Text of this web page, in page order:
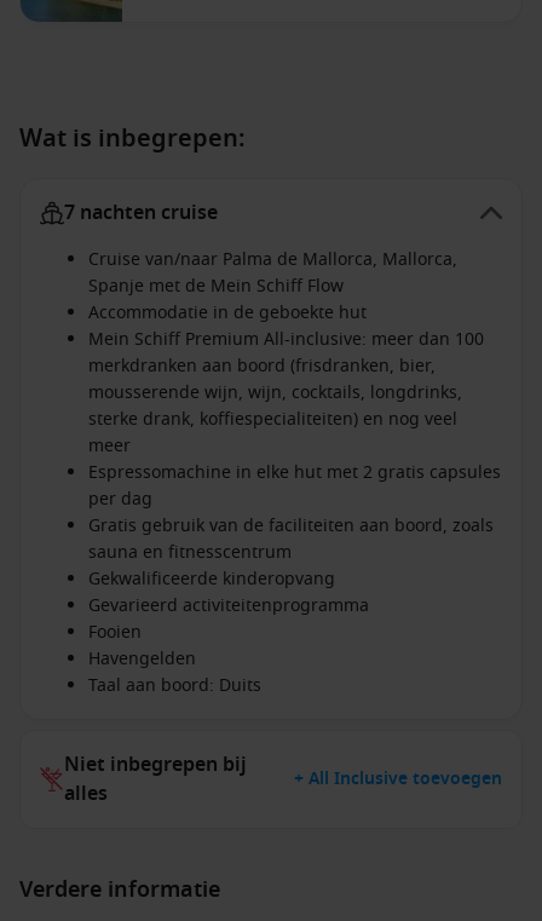
Wat is inbegrepen:
7 nachten cruise
Cruise van/naar Palma de Mallorca, Mallorca,
Spanje met de Mein Schiff Flow
Accommodatie in de geboekte hut
Mein Schiff Premium All-inclusive: meer dan 100
merkdranken aan boord (frisdranken, bier,
mousserende wijn, wijn, cocktails, longdrinks,
sterke drank, koffiespecialiteiten) en nog veel
meer
Espressomachine in elke hut met 2 gratis capsules
per dag
Gratis gebruik van de faciliteiten aan boord, zoals
sauna en fitnesscentrum
Gekwalificeerde kinderopvang
Gevarieerd activiteitenprogramma
Fooien
Havengelden
Taal aan boord: Duits
Niet inbegrepen bij
alles
+ All Inclusive toevoegen
Verdere informatie